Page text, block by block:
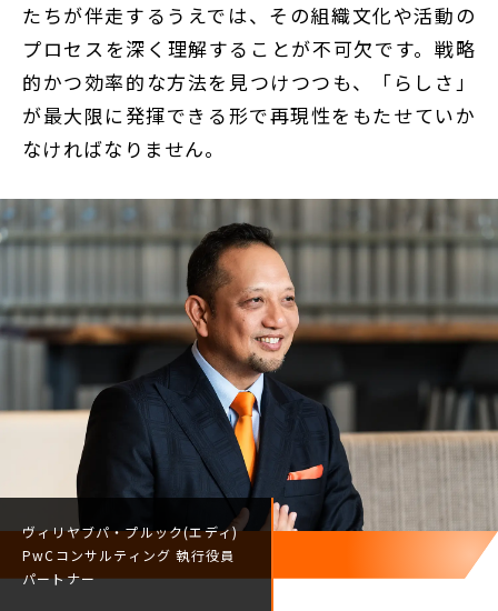
たちが伴走するうえでは、その組織文化や活動の
プロセスを深く理解することが不可欠です。戦略
的かつ効率的な方法を見つけつつも、「らしさ」
が最大限に発揮できる形で再現性をもたせていか
なければなりません。
ヴィリヤブパ・プルック(エディ)
PwCコンサルティング執行役員
パートナー